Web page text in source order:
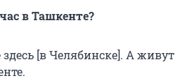
в Ташкенте?
[в Челябинске]. А живут